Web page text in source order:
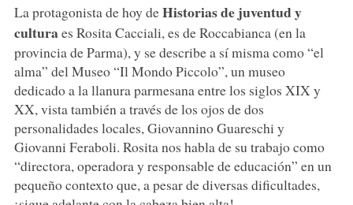
La protagonista de hoy deHistorias de juventud y
culturaes Rosita Cacciali, es de Roccabianca (en la
provincia de Parma), y se describe a sí misma como “el
alma” del Museo “Il Mondo Piccolo”, un museo
dedicado a la llanura parmesana entre los siglos XIX y
XX, vista también a través de los ojos de dos
personalidades locales, Giovannino Guareschi y
Giovanni Feraboli. Rosita nos habla de su trabajo como
“directora, operadora y responsable de educación” en un
pequeño contexto que, a pesar de diversas dificultades,